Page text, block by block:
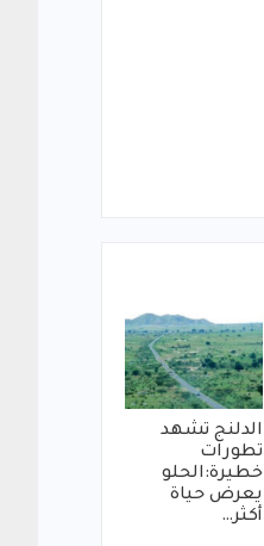
الدلنج تشهد
تطورات
خطيرة:الحلو
يعرض حياة
أكثر…